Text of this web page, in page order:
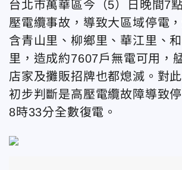
台北市萬華區今（5）日晚間7
壓電纜事故，導致大區域停電
含青山里、柳鄉里、華江里、
里， 造成約7607戶無電可用 ，
店家及攤販招牌也都熄滅。對
初步判斷是高壓電纜故障導致
8時33分全數復電。